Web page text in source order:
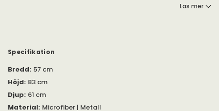
Läs mer
Specifikation
Bredd: 57 cm
Höjd: 83 cm
Djup: 61 cm
Material: Microfiber | Metall